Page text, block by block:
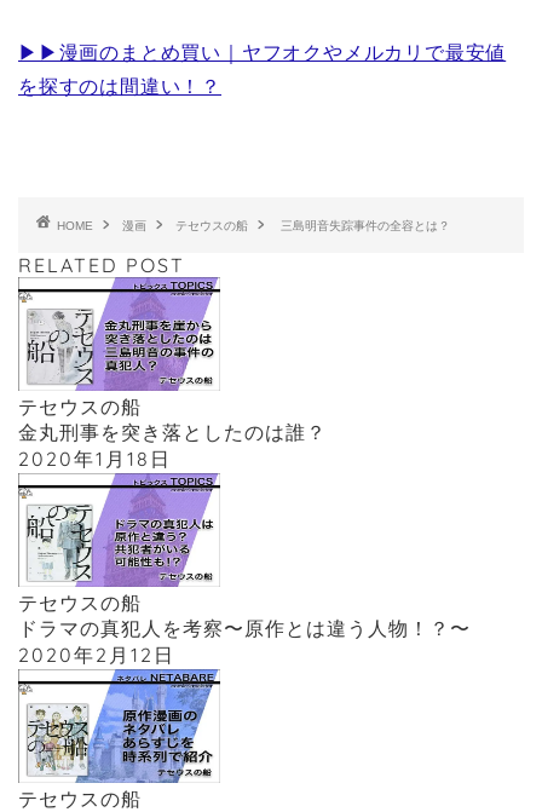
▶︎▶︎漫画のまとめ買い｜ヤフオクやメルカリで最安値
を探すのは間違い！？
HOME 漫画 テセウスの船 三島明音失踪事件の全容とは？
RELATED POST
テセウスの船
金丸刑事を突き落としたのは誰？
2020年1月18日
テセウスの船
ドラマの真犯人を考察〜原作とは違う人物！？〜
2020年2月12日
テセウスの船